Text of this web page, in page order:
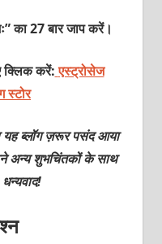
का 27 बार जाप करें।
क्लिक करें: एस्ट्रोसेज
स्टोर
यह ब्लॉग ज़रूर पसंद आया
अन्य शुभचिंतकों के साथ